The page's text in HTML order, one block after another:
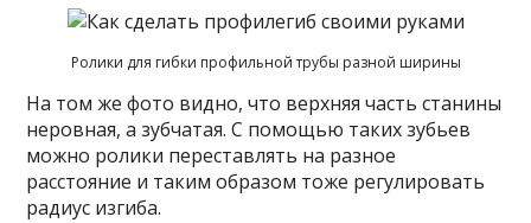
Ролики для гибки профильной трубы разной ширины
На том же фото видно, что верхняя часть станины
неровная, а зубчатая. С помощью таких зубьев
можно ролики переставлять на разное
расстояние и таким образом тоже регулировать
радиус изгиба.